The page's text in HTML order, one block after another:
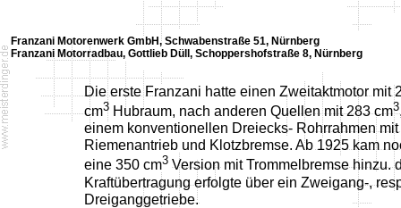
Franzani Motorenwerk GmbH, Schwabenstraße 51, Nürnberg
Franzani Motorradbau, Gottlieb Düll, Schoppershofstraße 8, Nürnberg
Die erste Franzani hatte einen Zweitaktmotor mit
cm3 Hubraum, nach anderen Quellen mit 283 cm3
einem konventionellen Dreiecks- Rohrrahmen mit
Riemenantrieb und Klotzbremse. Ab 1925 kam
eine 350 cm3 Version mit Trommelbremse hinzu.
Kraftübertragung erfolgte über ein Zweigang-,
Dreiganggetriebe.